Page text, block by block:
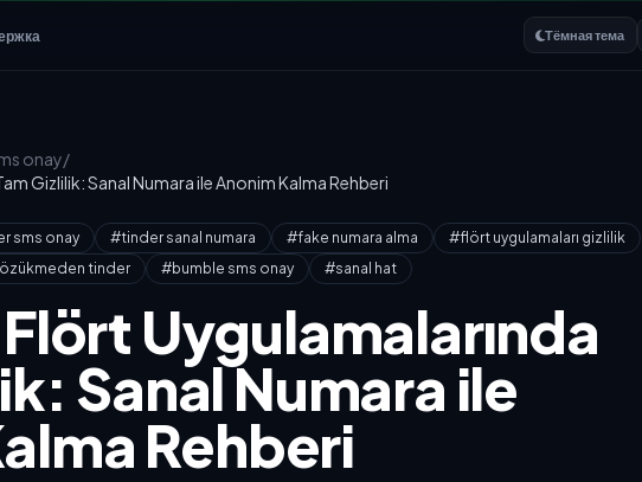
Тёмная тема
onay/
Gizlilik: Sanal Numara ile Anonim Kalma Rehberi
sms onay #tinder sanal numara #fake numara alma
#flört uygulamaları gizlilik
tinder #bumble sms onay #sanal hat
Uygulamalarında
Sanal Numara ile
Rehberi